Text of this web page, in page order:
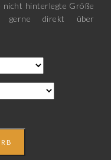
nicht hinterlegte Größe
gerne direkt über